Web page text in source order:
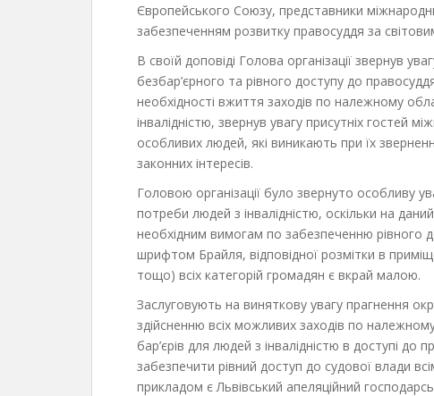
Європейського Союзу, представники
забезпеченням розвитку правосуддя за
В своїй доповіді Голова організації звернув
безбар’єрного та рівного доступу до
необхідності вжиття заходів по належному
інвалідністю, звернув увагу присутніх гостей
особливих людей, які виникають при їх
законних інтересів.
Головою організації було звернуто особливу
потреби людей з інвалідністю, оскільки на
необхідним вимогам по забезпеченню рівного
шрифтом Брайля, відповідної розмітки в
тощо) всіх категорій громадян є вкрай малою.
Заслуговують на виняткову увагу прагнення
здійсненню всіх можливих заходів по
бар’єрів для людей з інвалідністю в доступі до
забезпечити рівний доступ до судової влади
прикладом є Львівський апеляційний